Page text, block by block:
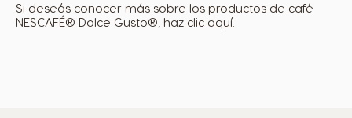
Si deseás conocer más sobre los productos de café
NESCAFÉ® Dolce Gusto®, haz clic aquí.